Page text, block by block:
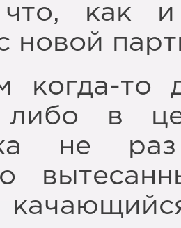
что, как
новой
когда-то
в
не